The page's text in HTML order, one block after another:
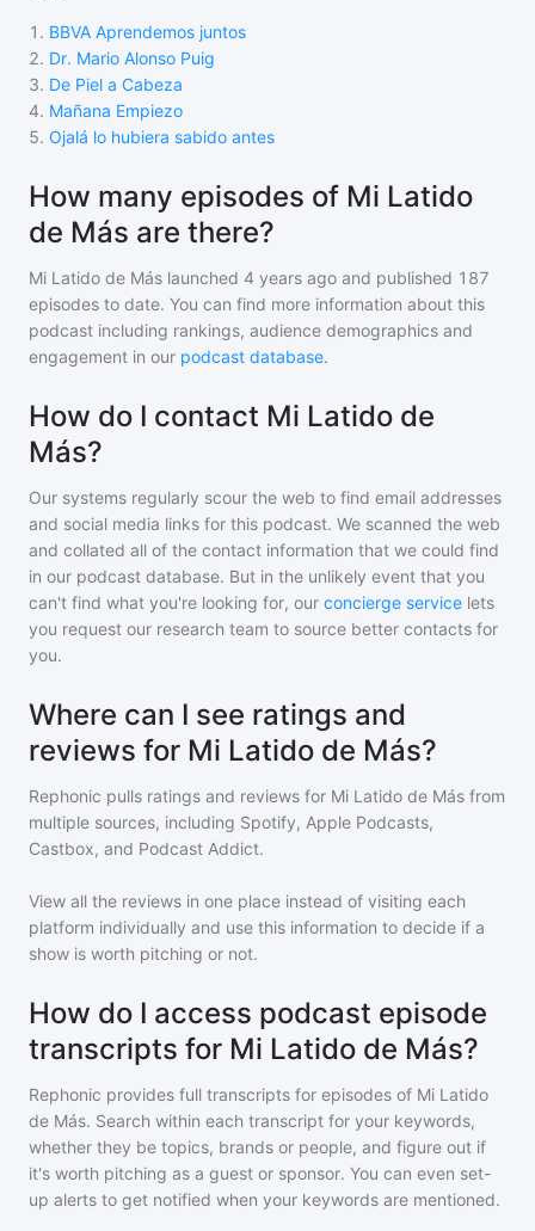
1 . BBVA Aprendemos juntos
2. Dr. Mario Alonso Puig
3. De Piel a Cabeza
4. Mañana Empiezo
5. Ojalá lo hubiera sabido antes
How many episodes of Mi Latido
de Más are there?
Mi Latido de Más launched 4 years ago and published 187
episodes to date. You can find more information about this
podcast including rankings, audience demographics and
engagement in our podcast database.
How do I contact Mi Latido de
Más?
Our systems regularly scour the web to find email addresses
and social media links for this podcast. We scanned the web
and collated all of the contact information that we could find
in our podcast database. But in the unlikely event that you
can't find what you're looking for, our concierge service lets
you request our research team to source better contacts for
you.
Where can I see ratings and
reviews for Mi Latido de Más?
Rephonic pulls ratings and reviews for Mi Latido de Más from
multiple sources, including Spotify, Apple Podcasts,
Castbox, and Podcast Addict.
View all the reviews in one place instead of visiting each
platform individually and use this information to decide if a
show is worth pitching or not.
How do I access podcast episode
transcripts for Mi Latido de Más?
Rephonic provides full transcripts for episodes of Mi Latido
de Más. Search within each transcript for your keywords,
whether they be topics, brands or people, and figure out if
it's worth pitching as a guest or sponsor. You can even set-
up alerts to get notified when your keywords are mentioned.